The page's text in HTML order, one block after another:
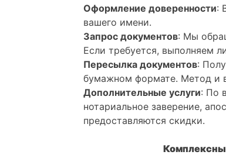
Оформление доверенности:
вашего имени.
Запрос документов: Мы
Если требуется, выполняем
Пересылка документов:
бумажном формате. Метод и
Дополнительные услуги: По
нотариальное заверение,
предоставляются скидки.